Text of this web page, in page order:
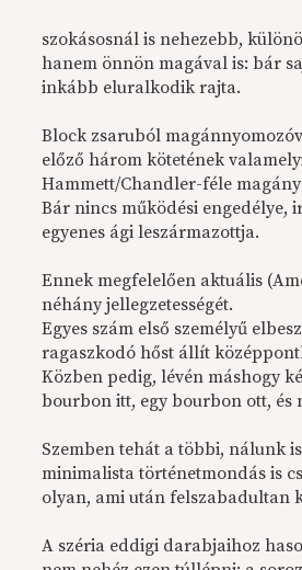
szokásosnál is nehezebb,
hanem önnön magával is: bár
inkább eluralkodik rajta.
Block zsaruból
előző három kötetének
Hammett/Chandler-féle
Bár nincs működési engedélye,
egyenes ági leszármazottja.
Ennek megfelelően aktuális
néhány jellegzetességét.
Egyes szám első személyű
ragaszkodó hőst állít
Közben pedig, lévén máshogy
bourbon itt, egy bourbon ott, és
Szemben tehát a többi, nálunk
minimalista történetmondás is
olyan, ami után felszabadultan
A széria eddigi darabjaihoz